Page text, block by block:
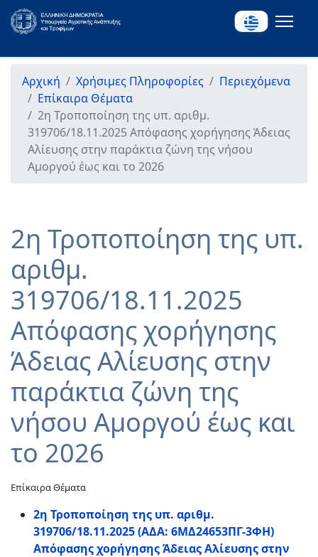
Αρχική Χρήσιμες Πληροφορίες
Περιεχόμενα
Επίκαιρα Θέματα
2η Τροποποίηση της υπ. αριθμ.
319706/18.11.2025 Απόφασης χορήγησης Άδειας
Αλίευσης στην παράκτια ζώνη της νήσου
Αμοργού έως και το 2026
2η Τροποποίηση της υπ.
αριθμ.
319706/18.11.2025
Απόφασης χορήγησης
Άδειας Αλίευσης στην
παράκτια ζώνη της
νήσου Αμοργού έως και
το 2026
Επίκαιρα Θέματα
2η Τροποποίηση της υπ. αριθμ.
319706/18.11.2025 (ΑΔΑ: 6ΜΔ24653ΠΓ-3ΦΗ)
Απόφασης χορήγησης Άδειας Αλίευσης στην